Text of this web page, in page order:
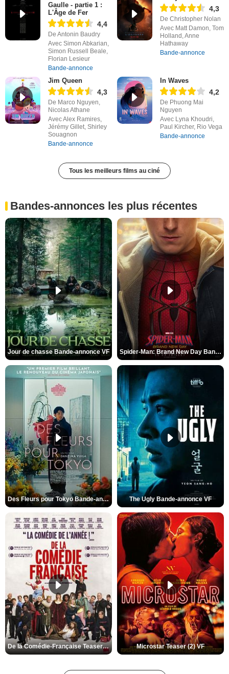
Gaulle - partie 1 :
L'Âge de Fer
4,4
De Antonin Baudry
Avec Simon Abkarian,
Simon Russell Beale,
Florian Lesieur
Bande-annonce
4,3
De Christopher Nolan
Avec Matt Damon, Tom
Holland, Anne
Hathaway
Bande-annonce
Jim Queen
4,3
De Marco Nguyen,
Nicolas Athane
Avec Alex Ramires,
Jérémy Gillet, Shirley
Souagnon
Bande-annonce
In Waves
4,2
De Phuong Mai
Nguyen
Avec Lyna Khoudri,
Paul Kircher, Rio Vega
Bande-annonce
Tous les meilleurs films au ciné
Bandes-annonces les plus récentes
Jour de chasse Bande-annonce VF Spider-Man: Brand New Day Bande-annonce (3) VO STFR
Des Fleurs pour Tokyo Bande-annonce VO STFR The Ugly Bande-annonce VF
De la Comédie-Française Teaser (3) VF Microstar Teaser (2) VF